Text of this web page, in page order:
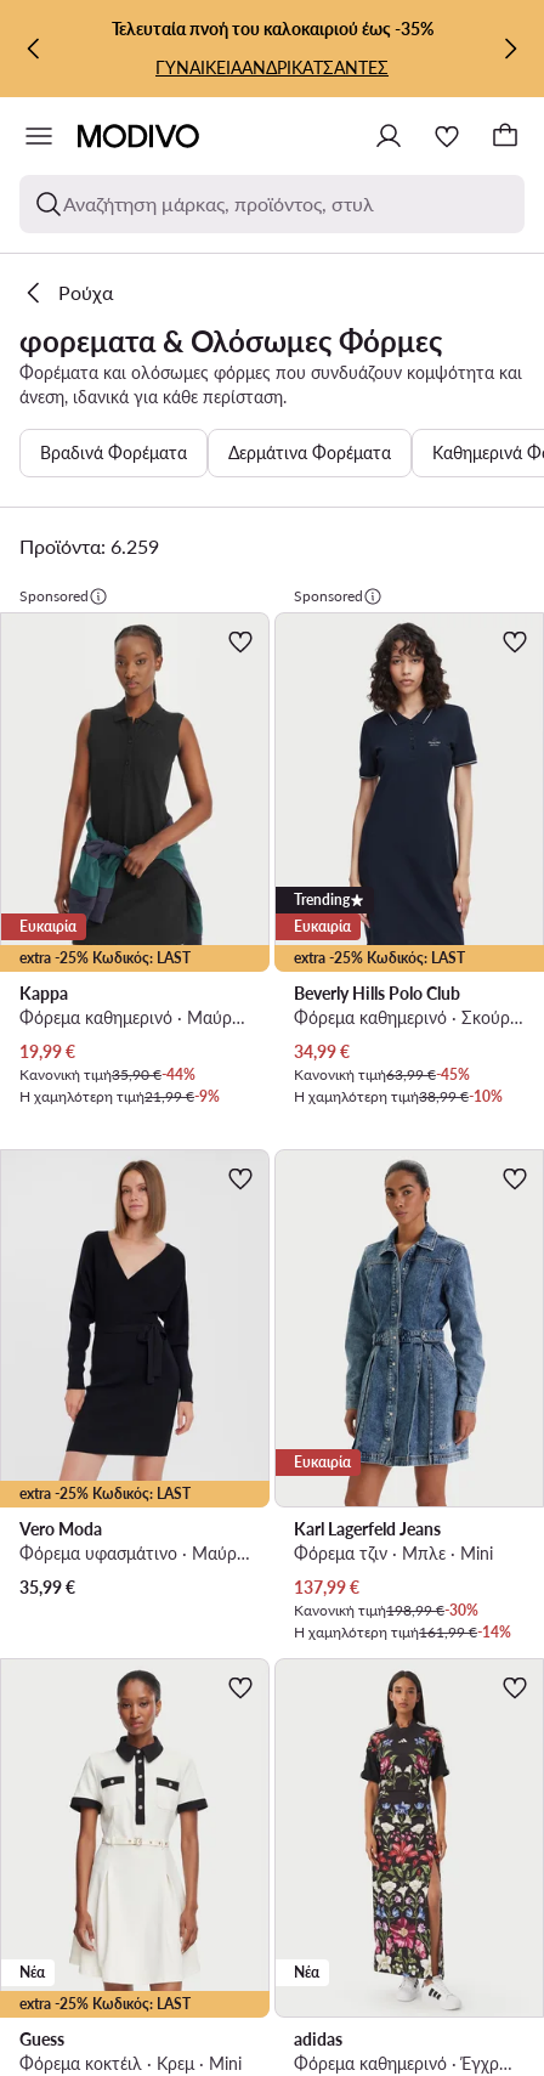
ΜΕΤΆΒΑΣΗ ΣΤΟ ΚΎΡΙΟ ΠΕΡΙΕΧΌΜΕΝΟ
ΜΕΤΆΒΑΣΗ ΣΤΗΝ ΑΝΑΖΉΤΗΣΗ
Τελευταία πνοή του καλοκαιριού έως -35%
ΓΥΝΑΙΚΕΙΑΑΝΔΡΙΚΑΤΣΑΝΤΕΣ
Αναζήτηση μάρκας, προϊόντος, στυλ
Ρούχα
φορεματα & Ολόσωμες Φόρμες
Φορέματα και ολόσωμες φόρμες που συνδυάζουν κομψότητα και
άνεση, ιδανικά για κάθε περίσταση.
Βραδινά Φορέματα Δερμάτινα Φορέματα Καθημερινά
Προϊόντα: 6.259
Sponsored
extra -25% Κωδικός: LAST
Ευκαιρία
Kappa
Φόρεμα καθημερινό · Μαύρο · Mini
Τρέχουσα τιμή
19,99€
Κανονική τιμή35,90 €-44%
Η χαμηλότερη τιμή21,99 €-9%
Sponsored
extra -25% Κωδικός: LAST
Trending
Ευκαιρία
Beverly Hills Polo Club
Φόρεμα καθημερινό · Σκούρο μπλε · Mini
Τρέχουσα τιμή
34,99€
Κανονική τιμή63,99 €-45%
Η χαμηλότερη τιμή38,99 €-10%
extra -25% Κωδικός: LAST
Vero Moda
Φόρεμα υφασμάτινο · Μαύρο · Mini
35,99€
Ευκαιρία
Karl Lagerfeld Jeans
Φόρεμα τζιν · Μπλε · Mini
Τρέχουσα τιμή
137,99€
Κανονική τιμή198,99 €-30%
Η χαμηλότερη τιμή161,99 €-14%
extra -25% Κωδικός: LAST
Νέα
Guess
Φόρεμα κοκτέιλ · Κρεμ · Mini
Νέα
adidas
Φόρεμα καθημερινό · Έγχρωμο · Maxi